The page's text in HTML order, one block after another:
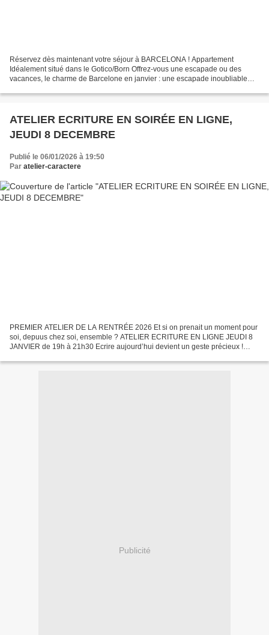
Réservez dès maintenant votre séjour à BARCELONA ! Appartement
Idéalement situé dans le Gotico/Born Offrez-vous une escapade ou des
vacances, le charme de Barcelone en janvier : une escapade inoubliable
ATELIER ECRITURE EN SOIRÉE EN LIGNE,
JEUDI 8 DECEMBRE
Publié le 06/01/2026 à 19:50
Par atelier-caractere
PREMIER ATELIER DE LA RENTRÉE 2026 Et si on prenait un moment pour
soi, depuus chez soi, ensemble ? ATELIER ECRITURE EN LIGNE JEUDI 8
JANVIER de 19h à 21h30 Ecrire aujourd’hui devient un geste précieux !
Publicité